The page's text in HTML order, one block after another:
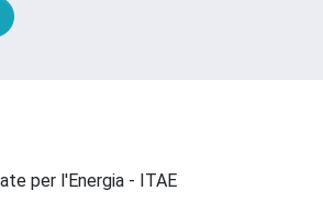
per l'Energia - ITAE